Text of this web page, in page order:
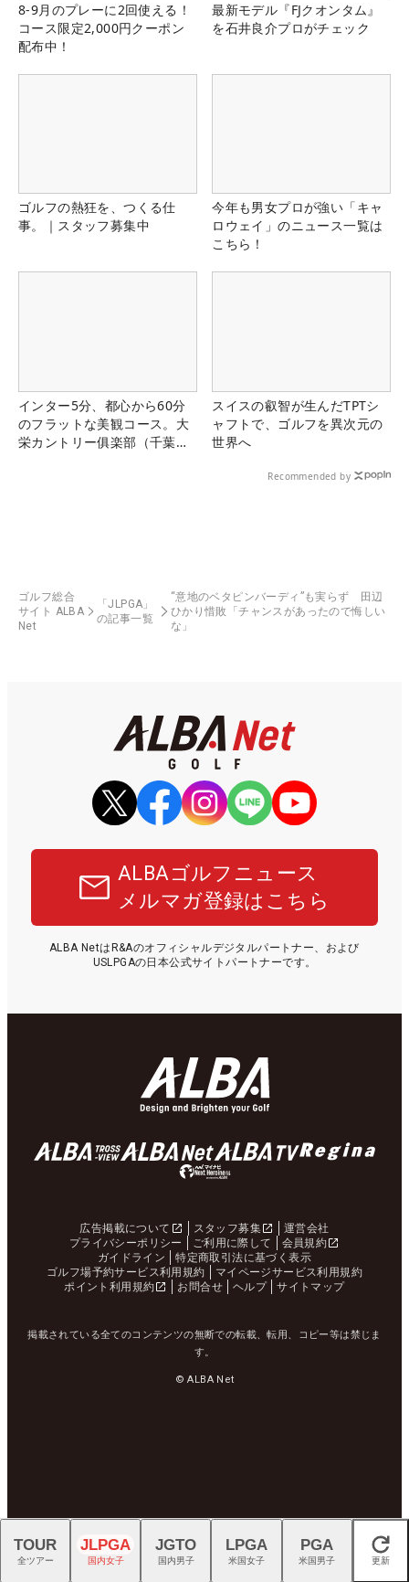
8-9月のプレーに2回使える！
コース限定2,000円クーポン
配布中！
最新モデル『FJクオンタム』
を石井良介プロがチェック
ゴルフの熱狂を、つくる仕
事。｜スタッフ募集中
今年も男女プロが強い「キャ
ロウェイ」のニュース一覧は
こちら！
インター5分、都心から60分
のフラットな美観コース。大
栄カントリー俱楽部（千葉
スイスの叡智が生んだTPTシ
ャフトで、ゴルフを異次元の
世界へ
Recommended by
ゴルフ総合
サイト ALBA
Net
「JLPGA」
の記事一覧
“意地のベタピンバーディ”も実らず 田辺
ひかり惜敗「チャンスがあったので悔しい
な」
ALBAゴルフニュース
メルマガ登録はこちら
ALBA NetはR&Aのオフィシャルデジタルパートナー、および
USLPGAの日本公式サイトパートナーです。
広告掲載について スタッフ募集
運営会社
プライバシーポリシー
ご利用に際して
会員規約
ガイドライン
特定商取引法に基づく表示
ゴルフ場予約サービス利用規約
マイページサービス利用規約
ポイント利用規約
お問合せ ヘルプ サイトマップ
掲載されている全てのコンテンツの無断での転載、転用、コピー等は禁じま
す。
© ALBA Net
閉じる
TOUR
全ツアー
JLPGA
国内女子
JGTO
国内男子
LPGA
米国女子
PGA
米国男子 更新